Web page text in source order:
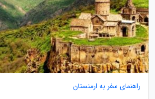
راهنمای سفر به ارمنستان